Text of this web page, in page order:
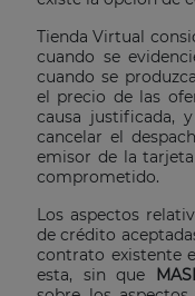
Tienda Virtual
cuando se
cuando se
el precio de las
causa justificada,
cancelar el
emisor de la
comprometido.
Los aspectos
de crédito
contrato existente
esta, sin que